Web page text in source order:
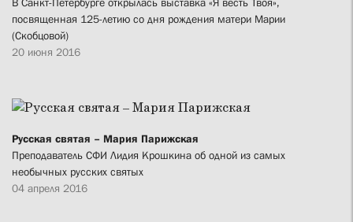
В Санкт-Петербурге открылась выставка «Я весть Твоя»,
посвященная 125-летию со дня рождения матери Марии
(Скобцовой)
20 июня 2016
Русская святая – Мария Парижская
Преподаватель СФИ Лидия Крошкина об одной из самых
необычных русских святых
04 апреля 2016